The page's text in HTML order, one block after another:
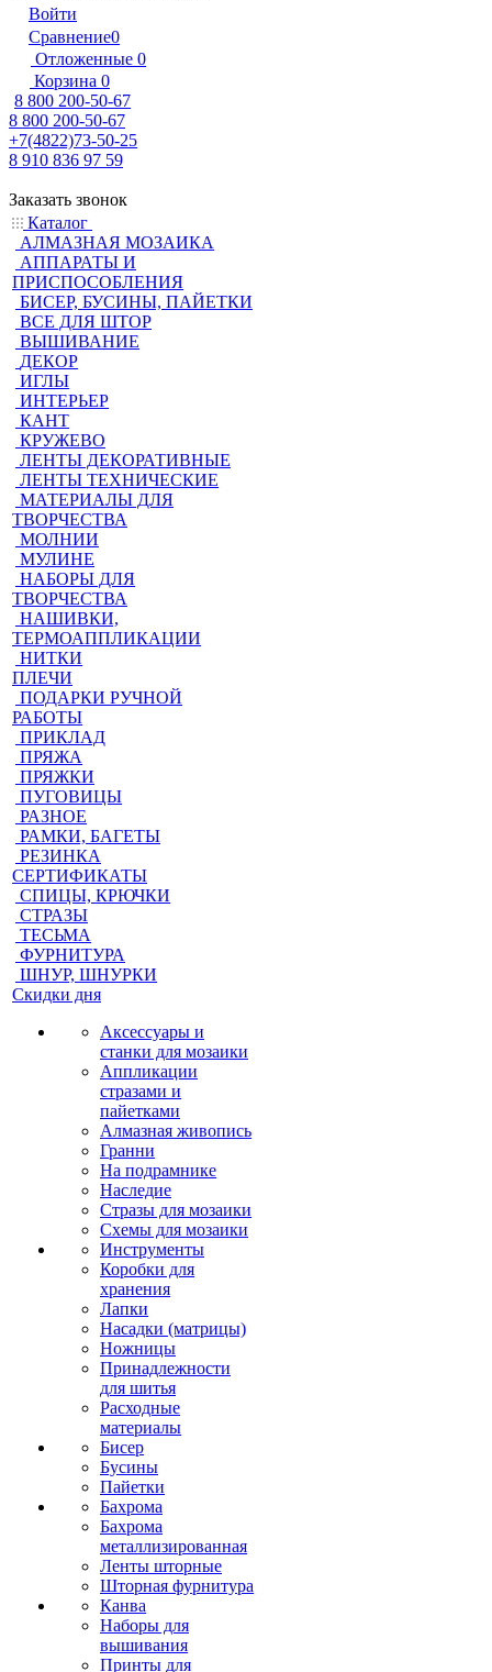
Войти
Сравнение0
Отложенные 0
Корзина 0
8 800 200-50-67
8 800 200-50-67
+7(4822)73-50-25
8 910 836 97 59
Заказать звонок
Каталог
АЛМАЗНАЯ МОЗАИКА
АППАРАТЫ И
ПРИСПОСОБЛЕНИЯ
БИСЕР, БУСИНЫ, ПАЙЕТКИ
ВСЕ ДЛЯ ШТОР
ВЫШИВАНИЕ
ДЕКОР
ИГЛЫ
ИНТЕРЬЕР
КАНТ
КРУЖЕВО
ЛЕНТЫ ДЕКОРАТИВНЫЕ
ЛЕНТЫ ТЕХНИЧЕСКИЕ
МАТЕРИАЛЫ ДЛЯ
ТВОРЧЕСТВА
МОЛНИИ
МУЛИНЕ
НАБОРЫ ДЛЯ
ТВОРЧЕСТВА
НАШИВКИ,
ТЕРМОАППЛИКАЦИИ
НИТКИ
ПЛЕЧИ
ПОДАРКИ РУЧНОЙ
РАБОТЫ
ПРИКЛАД
ПРЯЖА
ПРЯЖКИ
ПУГОВИЦЫ
РАЗНОЕ
РАМКИ, БАГЕТЫ
РЕЗИНКА
СЕРТИФИКАТЫ
СПИЦЫ, КРЮЧКИ
СТРАЗЫ
ТЕСЬМА
ФУРНИТУРА
ШНУР, ШНУРКИ
Скидки дня
Аксессуары и
станки для мозаики
Аппликации
стразами и
пайетками
Алмазная живопись
Гранни
На подрамнике
Наследие
Стразы для мозаики
Схемы для мозаики
Инструменты
Коробки для
хранения
Лапки
Насадки (матрицы)
Ножницы
Принадлежности
для шитья
Расходные
материалы
Бисер
Бусины
Пайетки
Бахрома
Бахрома
металлизированная
Ленты шторные
Шторная фурнитура
Канва
Наборы для
вышивания
Принты для